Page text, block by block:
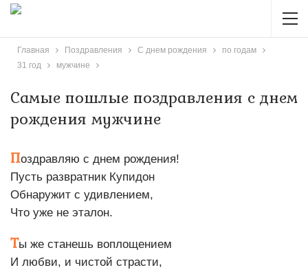
Главная Поздравления С днем рождения
по годам
31 год
мужчине
Самые пошлые поздравления с днем
рождения мужчине
Поздравляю с днем рождения!
Пусть развратник Купидон
Обнаружит с удивлением,
Что уже не эталон.
Ты же станешь воплощением
И любви, и чистой страсти,